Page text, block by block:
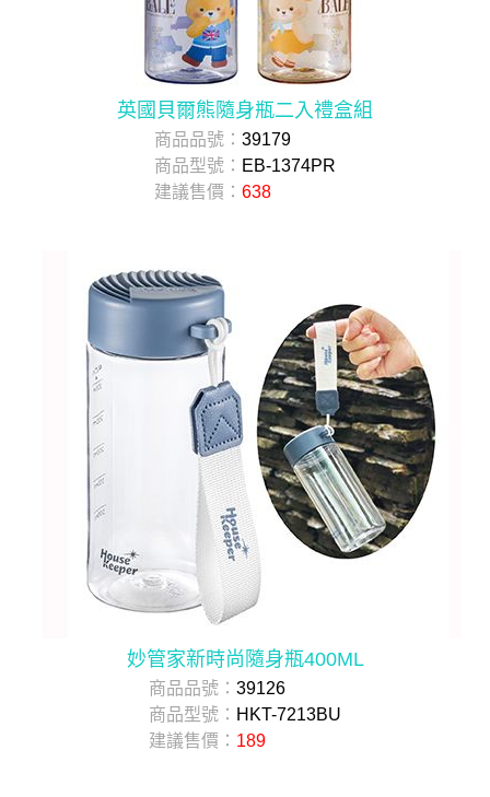
英國貝爾熊隨身瓶二入禮盒組
商品品號： 39179
商品型號： EB-1374PR
建議售價： 638
妙管家新時尚隨身瓶400ML
商品品號： 39126
商品型號： HKT-7213BU
建議售價： 189